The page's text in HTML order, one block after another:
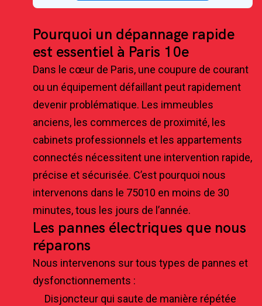
Pourquoi un dépannage rapide
est essentiel à Paris 10e
Dans le cœur de Paris, une coupure de courant
ou un équipement défaillant peut rapidement
devenir problématique. Les immeubles
anciens, les commerces de proximité, les
cabinets professionnels et les appartements
connectés nécessitent une intervention rapide,
précise et sécurisée. C’est pourquoi nous
intervenons dans le 75010 en moins de 30
minutes, tous les jours de l’année.
Les pannes électriques que nous
réparons
Nous intervenons sur tous types de pannes et
dysfonctionnements :
Disjoncteur qui saute de manière répétée